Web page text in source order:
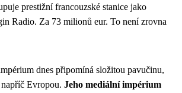
prestižní francouzské stanice jako
Radio. Za 73 milionů eur. To není zrovna
dnes připomíná složitou pavučinu,
Evropou. Jeho mediální impérium